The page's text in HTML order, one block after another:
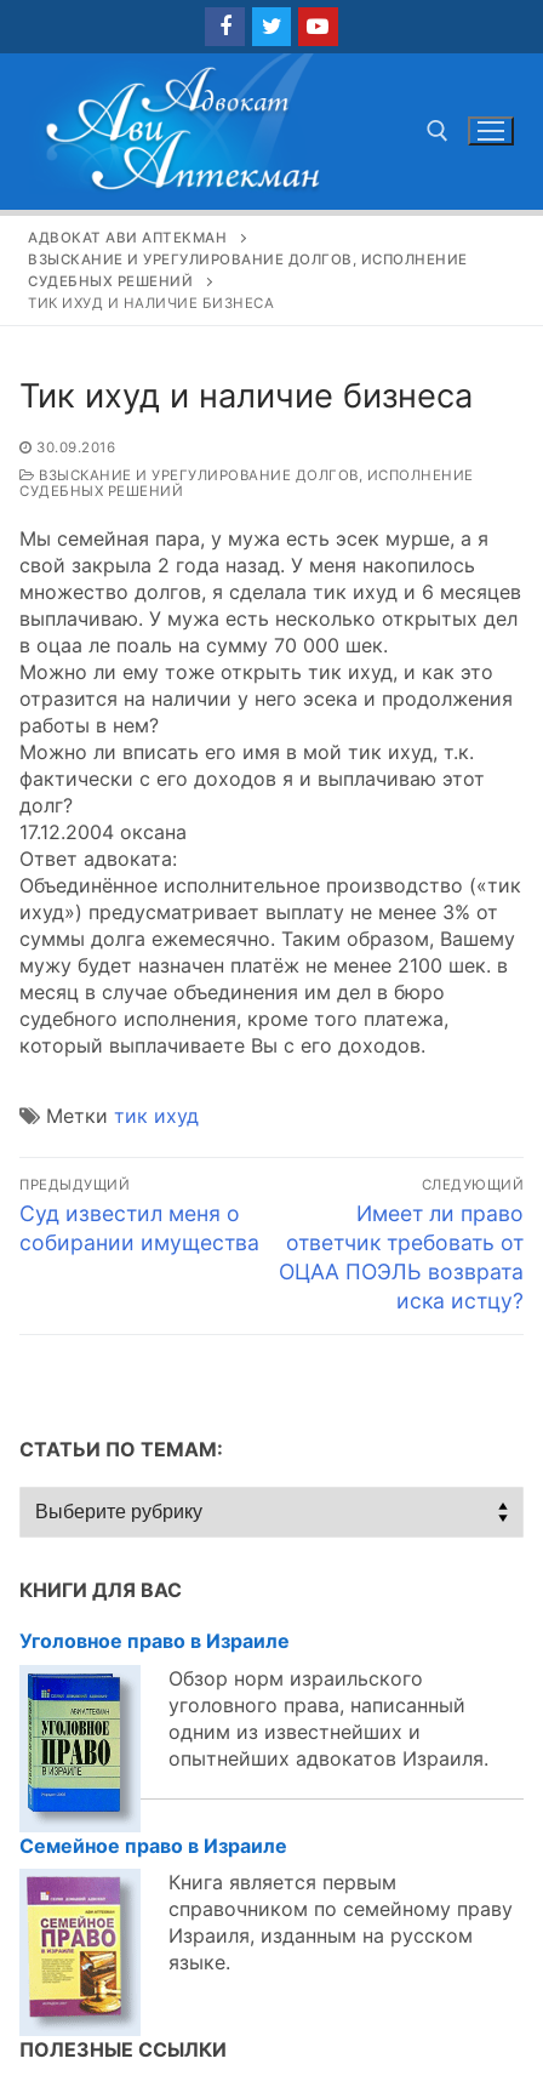
Найти:
АДВОКАТ АВИ АПТЕКМАН
ВЗЫСКАНИЕ И УРЕГУЛИРОВАНИЕ ДОЛГОВ, ИСПОЛНЕНИЕ
СУДЕБНЫХ РЕШЕНИЙ
ТИК ИХУД И НАЛИЧИЕ БИЗНЕСА
Тик ихуд и наличие бизнеса
30.09.2016
ВЗЫСКАНИЕ И УРЕГУЛИРОВАНИЕ ДОЛГОВ, ИСПОЛНЕНИЕ
СУДЕБНЫХ РЕШЕНИЙ
Мы семейная пара, у мужа есть эсек мурше, а я
свой закрыла 2 года назад. У меня накопилось
множество долгов, я сделала тик ихуд и 6 месяцев
выплачиваю. У мужа есть несколько открытых дел
в оцаа ле поаль на сумму 70 000 шек.
Можно ли ему тоже открыть тик ихуд, и как это
отразится на наличии у него эсека и продолжения
работы в нем?
Можно ли вписать его имя в мой тик ихуд, т.к.
фактически с его доходов я и выплачиваю этот
долг?
17.12.2004 оксана
Ответ адвоката:
Объединённое исполнительное производство («тик
ихуд») предусматривает выплату не менее 3% от
суммы долга ежемесячно. Таким образом, Вашему
мужу будет назначен платёж не менее 2100 шек. в
месяц в случае объединения им дел в бюро
судебного исполнения, кроме того платежа,
который выплачиваете Вы с его доходов.
Метки тик ихуд
Навигация
по
записям
ПРЕДЫДУЩИЙ
Предыдущая
запись:
Суд известил меня о
собирании имущества
СЛЕДУЮЩИЙ
Следующая
запись:
Имеет ли право
ответчик требовать от
ОЦАА ПОЭЛЬ возврата
иска истцу?
СТАТЬИ ПО ТЕМАМ:
Статьи
по
КНИГИ ДЛЯ ВАС
Уголовное право в Израиле
Обзор норм израильского
уголовного права, написанный
одним из известнейших и
опытнейших адвокатов Израиля.
Семейное право в Израиле
Книга является первым
справочником по семейному праву
Израиля, изданным на русском
языке.
ПОЛЕЗНЫЕ ССЫЛКИ